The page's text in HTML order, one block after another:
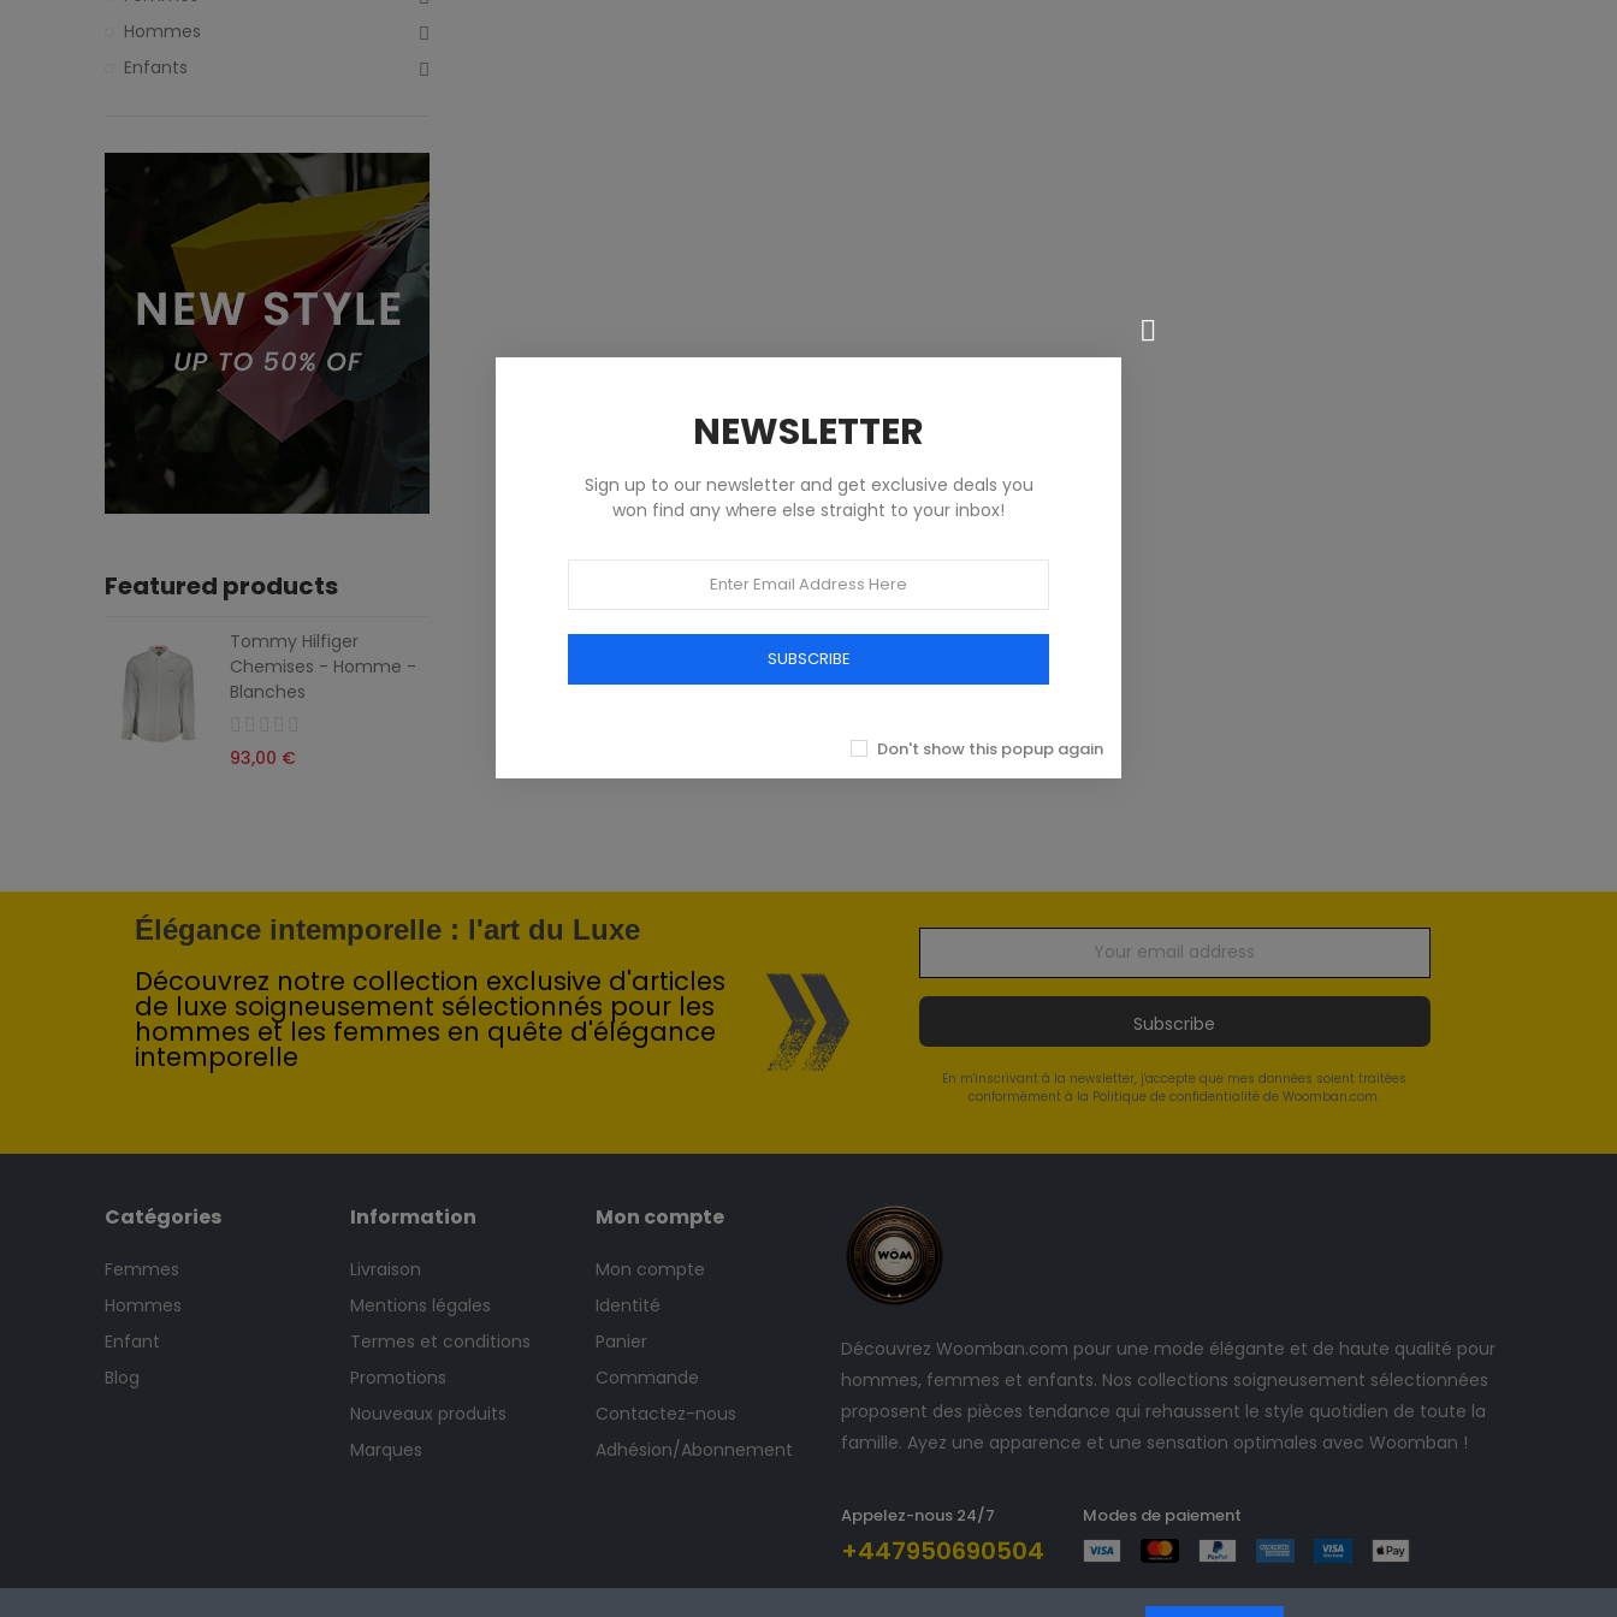
Hommes
Enfants
Featured products
Tommy Hilfiger
Chemises - Homme -
Blanches
93,00 €
Élégance intemporelle : l'art du Luxe
Découvrez notre collection exclusive d'articles
de luxe soigneusement sélectionnés pour les
hommes et les femmes en quête d'élégance
intemporelle
Subscribe
En m'inscrivant à la newsletter, j'accepte que mes données soient traitées
conformément à la Politique de confidentialité de Woomban.com.
Catégories
Femmes
Hommes
Enfant
Blog
Information
Livraison
Mentions légales
Termes et conditions
Promotions
Nouveaux produits
Marques
Mon compte
Mon compte
Identité
Panier
Commande
Contactez-nous
Adhésion/Abonnement
Découvrez Woomban.com pour une mode élégante et de haute qualité pour
hommes, femmes et enfants. Nos collections soigneusement sélectionnées
proposent des pièces tendance qui rehaussent le style quotidien de toute la
famille. Ayez une apparence et une sensation optimales avec Woomban !
Appelez-nous 24/7
+447950690504
Modes de paiement
NEWSLETTER
Sign up to our newsletter and get exclusive deals you
won find any where else straight to your inbox!
SUBSCRIBE
Don't show this popup again